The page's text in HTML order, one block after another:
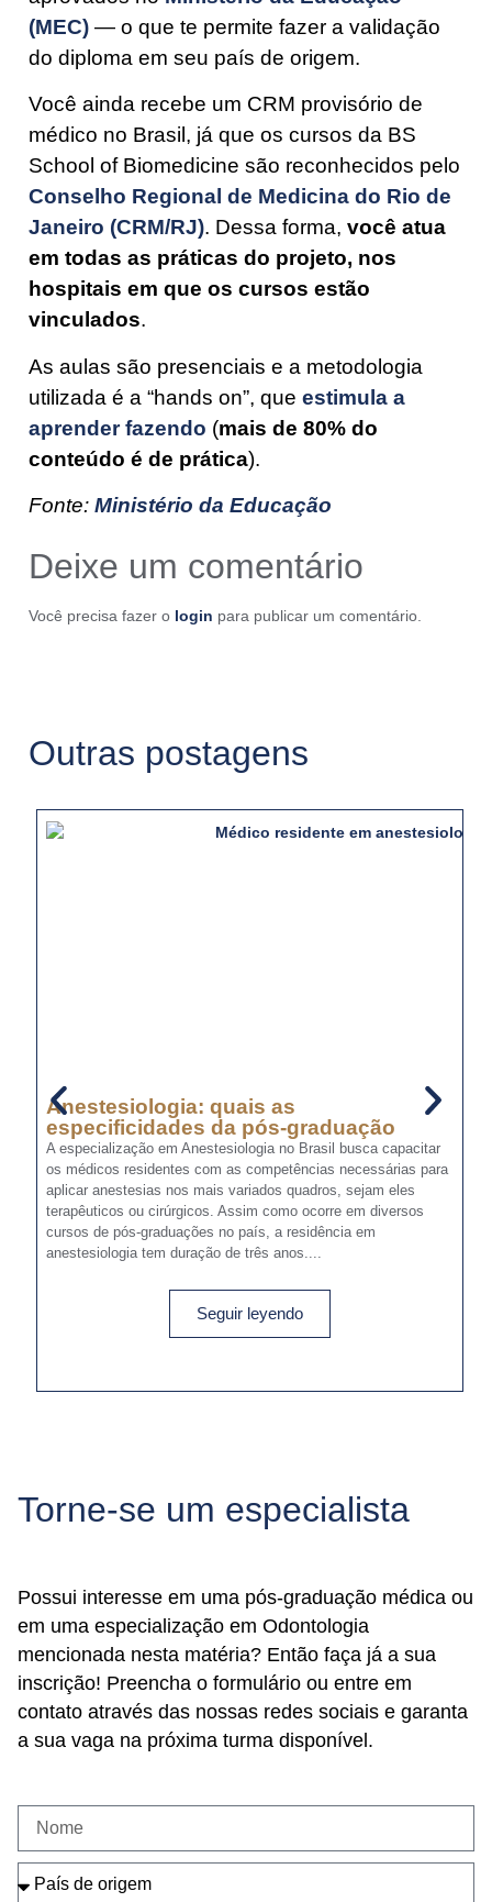
(MEC) — o que te permite fazer a validação
do diploma em seu país de origem.
Você ainda recebe um CRM provisório de
médico no Brasil, já que os cursos da BS
School of Biomedicine são reconhecidos pelo
Conselho Regional de Medicina do Rio de
Janeiro (CRM/RJ). Dessa forma, você atua
em todas as práticas do projeto, nos
hospitais em que os cursos estão
vinculados.
As aulas são presenciais e a metodologia
utilizada é a “hands on”, que estimula a
aprender fazendo (mais de 80% do
conteúdo é de prática).
Fonte: Ministério da Educação
Deixe um comentário
Você precisa fazer o login para publicar um comentário.
Outras postagens
Anestesiologia: quais as
especificidades da pós-graduação
A especialização em Anestesiologia no Brasil busca capacitar
os médicos residentes com as competências necessárias para
aplicar anestesias nos mais variados quadros, sejam eles
terapêuticos ou cirúrgicos. Assim como ocorre em diversos
cursos de pós-graduações no país, a residência em
anestesiologia tem duração de três anos....
Seguir leyendo
Torne-se um especialista
Possui interesse em uma pós-graduação médica ou
em uma especialização em Odontologia
mencionada nesta matéria? Então faça já a sua
inscrição! Preencha o formulário ou entre em
contato através das nossas redes sociais e garanta
a sua vaga na próxima turma disponível.